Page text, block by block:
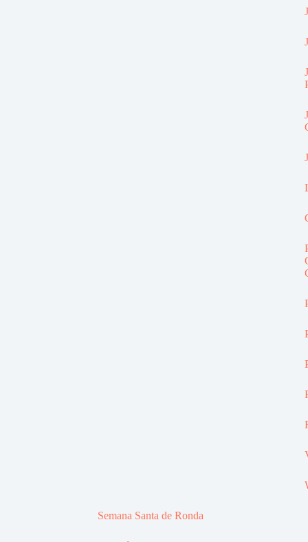
Semana Santa de Ronda